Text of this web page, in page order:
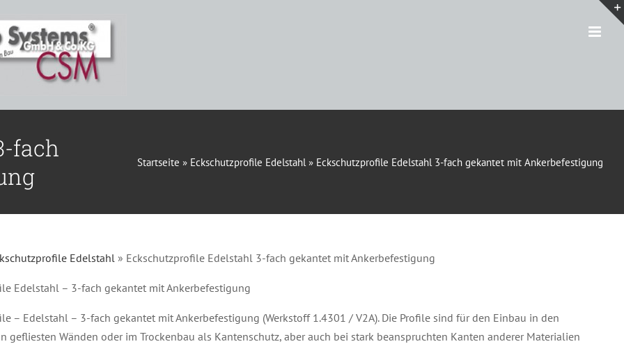
fach
Startseite » Eckschutzprofile Edelstahl » Eckschutzprofile Edelstahl 3-fach gekantet mit Ankerbefestigung
Edelstahl » Eckschutzprofile Edelstahl 3-fach gekantet mit Ankerbefestigung
Edelstahl – 3-fach gekantet mit Ankerbefestigung
– Edelstahl – 3-fach gekantet mit Ankerbefestigung (Werkstoff 1.4301 / V2A). Die Profile sind für den Einbau in den
gefliesten Wänden oder im Trockenbau als Kantenschutz, aber auch bei stark beanspruchten Kanten anderer Materialien